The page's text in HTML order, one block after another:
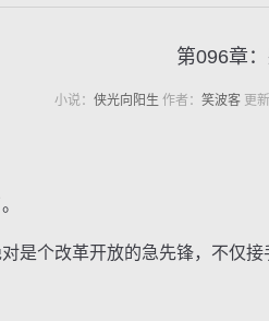
第096章
小说： 侠光向阳生 作者： 笑波客更
个改革开放的急先锋，不仅接